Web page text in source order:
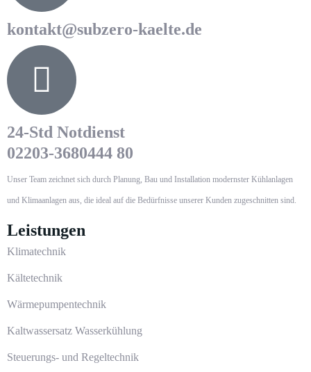
kontakt@subzero-kaelte.de
24-Std Notdienst
02203-3680444 80
Unser Team zeichnet sich durch Planung, Bau und Installation modernster Kühlanlagen
und Klimaanlagen aus, die ideal auf die Bedürfnisse unserer Kunden zugeschnitten sind.
Leistungen
Klimatechnik
Kältetechnik
Wärmepumpentechnik
Kaltwassersatz Wasserkühlung
Steuerungs- und Regeltechnik